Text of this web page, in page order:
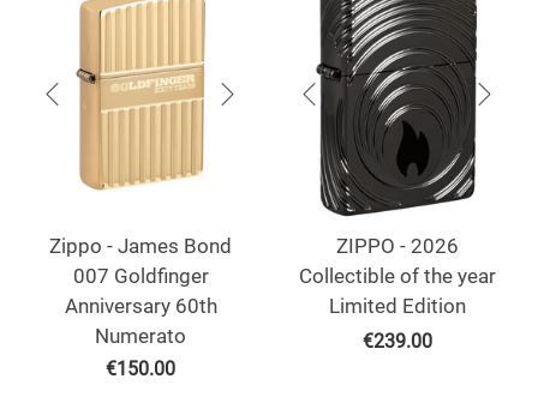
Zippo - James Bond
007 Goldfinger
Anniversary 60th
Numerato
€150.00
ZIPPO - 2026
Collectible of the year
Limited Edition
€239.00